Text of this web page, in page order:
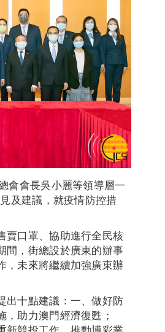
會會長吳小麗等領導層一
及建議，就疫情防控措
賣口罩、協助進行全民核
間，街總設於廣東的辦事
，未來將繼續加強廣東辦
出十點建議：一、做好防
助力澳門經濟復甦；